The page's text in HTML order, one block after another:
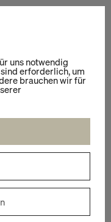
Zonierung
riesigen
und
klar und
zu lassen.
und geben
bietet.
und fördern
sanft und
die
uns notwendig
erforderlich, um
brauchen wir für